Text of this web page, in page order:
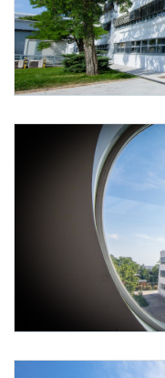
Foto 1: Hans Leitner